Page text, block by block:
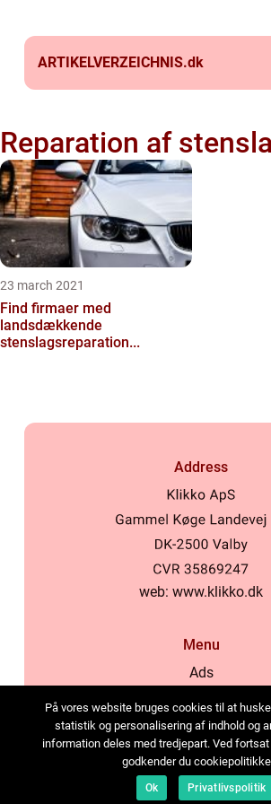
ARTIKELVERZEICHNIS.dk
Reparation af
23 march 2021
Find firmaer med
landsdækkende
stenslagsreparation...
Address
web: www.klikko.dk
Menu
Ads
Cookies
Contact
Sitemap
På vores website bruges cookies til at
statistik og personalisering af indhold og
information deles med tredjepart. Ved
godkender du
Ok Privatlivspolitik